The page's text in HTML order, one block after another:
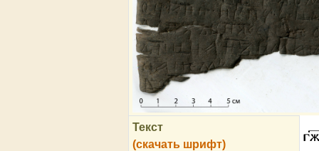
Текст
(скачать шрифт)